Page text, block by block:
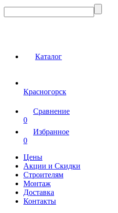
Каталог
Красногорск
Сравнение
0
Избранное
0
Цены
Акции и Скидки
Строителям
Монтаж
Доставка
Контакты